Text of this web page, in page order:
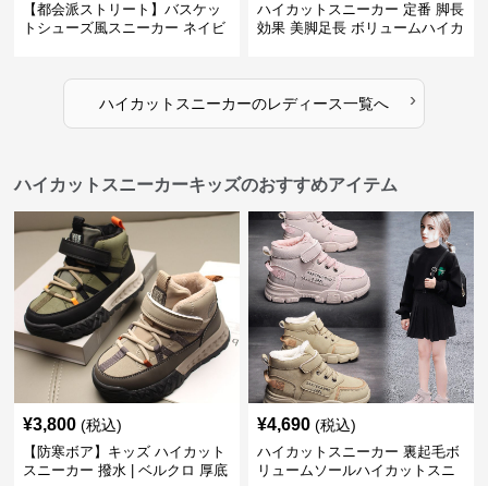
【都会派ストリート】バスケッ
トシューズ風スニーカー ネイビ
ハイカットスニーカー 定番 脚長
効果 美脚足長 ボリュームハイカ
かわいい
ハイカットスニーカーのレディース一覧へ ›
ハイカットスニーカーキッズのおすすめアイテム
¥3,800 (税込)
【防寒ボア】キッズ ハイカット
スニーカー 撥水 | ベルクロ 厚底
¥4,690 (税込)
ハイカットスニーカー 裏起毛ボ
リュームソールハイカットスニ